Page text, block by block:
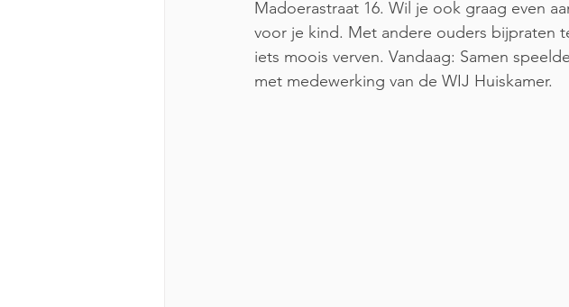
Madoerastraat 16. Wil je ook graag even
voor je kind. Met andere ouders bijpraten
iets moois verven. Vandaag: Samen
met medewerking van de WIJ Huiskamer.